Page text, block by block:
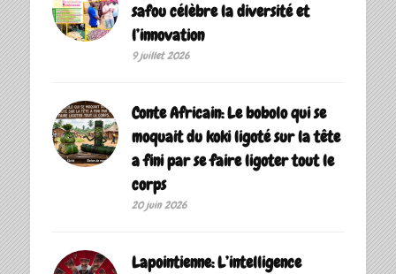
safou célèbre la diversité et
l’innovation
9 juillet 2026
Conte Africain: Le bobolo qui se
moquait du koki ligoté sur la tête
a fini par se faire ligoter tout le
corps
20 juin 2026
Lapointienne: L’intelligence